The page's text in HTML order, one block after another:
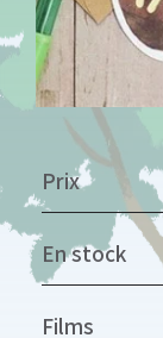
Prix
En stock
Films